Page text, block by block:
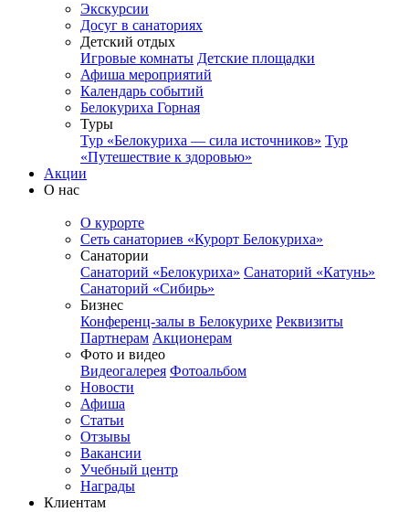
Экскурсии
Досуг в санаториях
Детский отдых
Игровые комнаты Детские площадки
Афиша мероприятий
Календарь событий
Белокуриха Горная
Туры
Тур «Белокуриха — сила источников» Тур
«Путешествие к здоровью»
Акции
О нас
О курорте
Сеть санаториев «Курорт Белокуриха»
Санатории
Санаторий «Белокуриха» Санаторий «Катунь»
Санаторий «Сибирь»
Бизнес
Конференц-залы в Белокурихе Реквизиты
Партнерам Акционерам
Фото и видео
Видеогалерея Фотоальбом
Новости
Афиша
Статьи
Отзывы
Вакансии
Учебный центр
Награды
Клиентам